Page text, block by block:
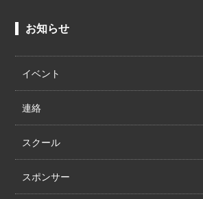
お知らせ
イベント
連絡
スクール
スポンサー